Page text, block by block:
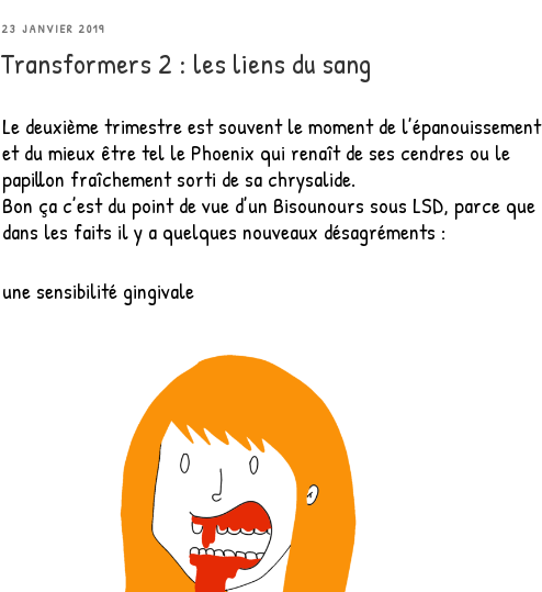
PUBLIÉ
LE
23 JANVIER 2019
Transformers 2 : les liens du sang
Le deuxième trimestre est souvent le moment de l’épanouissement
et du mieux être tel le Phoenix qui renaît de ses cendres ou le
papillon fraîchement sorti de sa chrysalide.
Bon ça c’est du point de vue d’un Bisounours sous LSD, parce que
dans les faits il y a quelques nouveaux désagréments :
une sensibilité gingivale